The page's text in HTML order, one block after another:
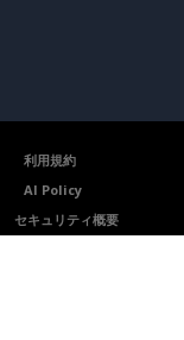
利用規約
AI Policy
セキュリティ概要